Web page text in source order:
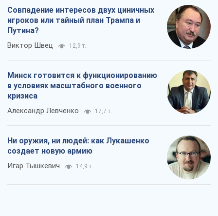
Совпадение интересов двух циничных
игроков или тайный план Трампа и
Путина?
Виктор Швец 12,9 т.
Минск готовится к функционированию
в условиях масштабного военного
кризиса
Александр Левченко 17,7 т.
Ни оружия, ни людей: как Лукашенко
создает новую армию
Игар Тышкевич 14,9 т.